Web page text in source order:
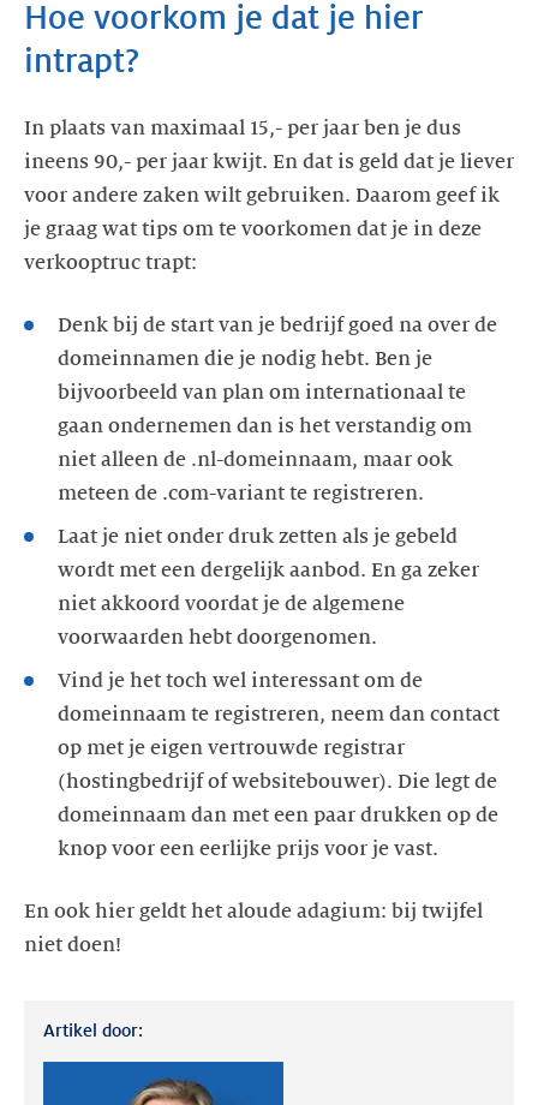
Hoe voorkom je dat je hier
In plaats van maximaal 15,- per jaar ben je dus
ineens 90,- per jaar kwijt. En dat is geld dat je liever
voor andere zaken wilt gebruiken. Daarom geef ik
je graag wat tips om te voorkomen dat je in deze
Denk bij de start van je bedrijf goed na over de
domeinnamen die je nodig hebt. Ben je
bijvoorbeeld van plan om internationaal te
gaan ondernemen dan is het verstandig om
niet alleen de .nl-domeinnaam, maar ook
Laat je niet onder druk zetten als je gebeld
wordt met een dergelijk aanbod. En ga zeker
niet akkoord voordat je de algemene
Vind je het toch wel interessant om de
domeinnaam te registreren, neem dan contact
op met je eigen vertrouwde registrar
(hostingbedrijf of websitebouwer). Die legt de
domeinnaam dan met een paar drukken op de
En ook hier geldt het aloude adagium: bij twijfel
Artikel door: